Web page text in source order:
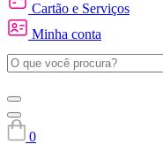
Cartão e Serviços
Minha conta
0